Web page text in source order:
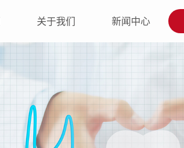
关于我们 新闻中心